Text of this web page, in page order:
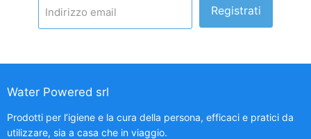
Indirizzo email Registrati
Water Powered srl
Prodotti per l’igiene e la cura della persona, efficaci e pratici da
utilizzare, sia a casa che in viaggio.